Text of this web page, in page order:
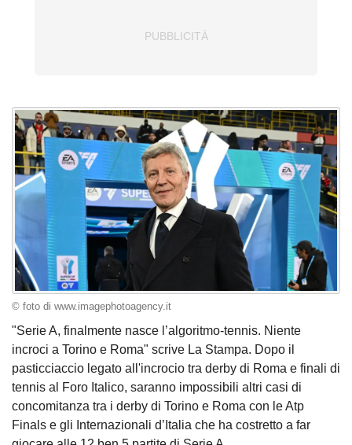
© foto di www.imagephotoagency.it
"Serie A, finalmente nasce l’algoritmo-tennis. Niente
incroci a Torino e Roma" scrive La Stampa. Dopo il
pasticciaccio legato all'incrocio tra derby di Roma e finali di
tennis al Foro Italico, saranno impossibili altri casi di
concomitanza tra i derby di Torino e Roma con le Atp
Finals e gli Internazionali d’Italia che ha costretto a far